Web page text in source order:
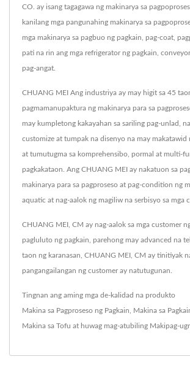
CO. ay isang tagagawa ng makinarya sa
kanilang mga pangunahing makinarya sa
mga makinarya sa pagbuo ng pagkain, pag-coat,
pati na rin ang mga refrigerator ng pagkain,
pag-angat.
CHUANG MEI Ang industriya ay may higit sa 45
pagmamanupaktura ng makinarya para sa
may kumpletong kakayahan sa sariling pag-unlad,
customize at tumpak na disenyo na may makatawid
at tumutugma sa komprehensibo, pormal at multi-
pagkakataon. Ang CHUANG MEI ay nakatuon sa
makinarya para sa pagproseso at pag-condition ng
aquatic at nag-aalok ng magiliw na serbisyo sa mga
CHUANG MEI, CM ay nag-aalok sa mga customer
pagluluto ng pagkain, parehong may advanced na
taon ng karanasan, CHUANG MEI, CM ay tinitiyak
pangangailangan ng customer ay natutugunan.
Tingnan ang aming mga de-kalidad na produkto
Makina sa Pagproseso ng Pagkain Makina sa
Makina sa Tofu at huwag mag-atubiling Makipag-